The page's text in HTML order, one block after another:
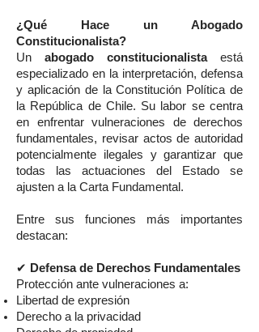
¿Qué Hace un Abogado
Constitucionalista?
Un abogado constitucionalistaestá
especializado en la interpretación, defensa
y aplicación de la Constitución Política de
la República de Chile. Su labor se centra
en enfrentar vulneraciones de derechos
fundamentales, revisar actos de autoridad
potencialmente ilegales y garantizar que
todas las actuaciones del Estado se
ajusten a la Carta Fundamental.
Entre sus funciones más importantes
destacan:
✔ Defensa de Derechos Fundamentales
Protección ante vulneraciones a:
Libertad de expresión
Derecho a la privacidad